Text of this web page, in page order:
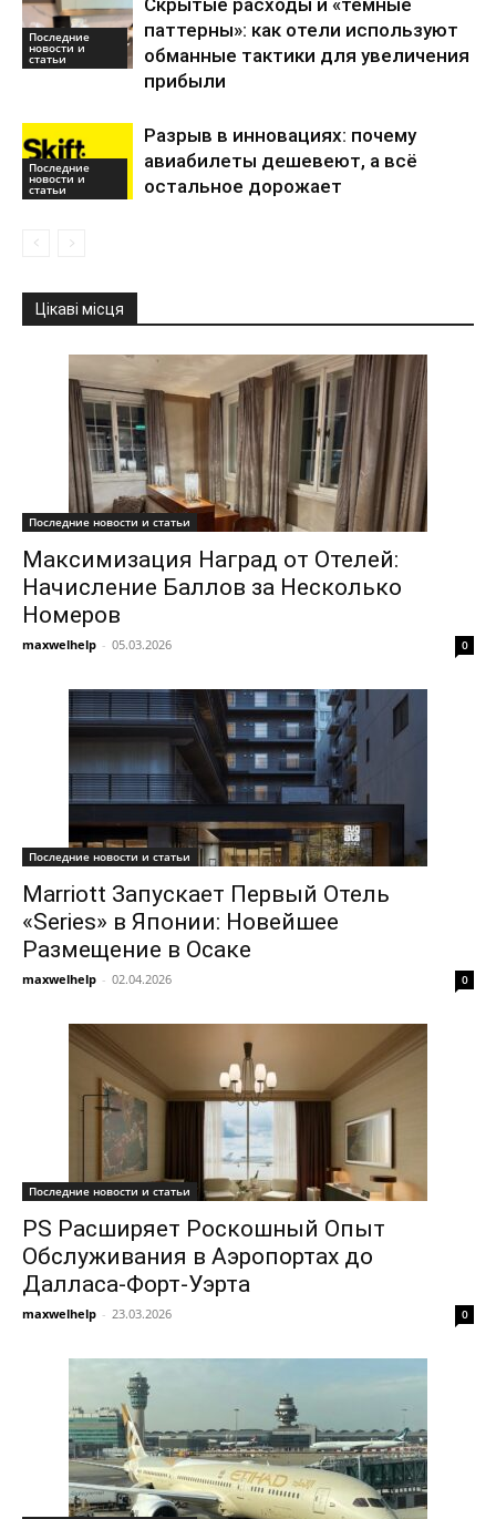
Последние
новости и
статьи
Скрытые расходы и «темные
паттерны»: как отели используют
обманные тактики для увеличения
прибыли
Последние
новости и
статьи
Разрыв в инновациях: почему
авиабилеты дешевеют, а всё
остальное дорожает
Цікаві місця
Последние новости и статьи
Максимизация Наград от Отелей:
Начисление Баллов за Несколько
Номеров
maxwelhelp - 05.03.2026 0
Последние новости и статьи
Marriott Запускает Первый Отель
«Series» в Японии: Новейшее
Размещение в Осаке
maxwelhelp - 02.04.2026 0
Последние новости и статьи
PS Расширяет Роскошный Опыт
Обслуживания в Аэропортах до
Далласа-Форт-Уэрта
maxwelhelp - 23.03.2026 0